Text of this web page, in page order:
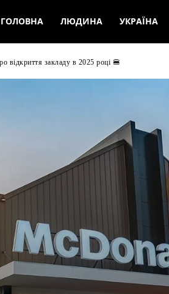
ГОЛОВНА ЛЮДИНА УКРАЇНА
відкриття закладу в 2025 році 🍔